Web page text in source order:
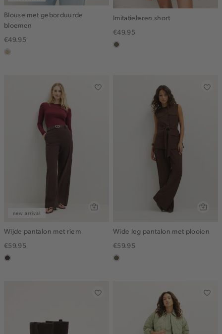
Blouse met geborduurde
bloemen
€49.95
lichtzand
Imitatieleren short
€49.95
middenbruin
new arrival
Wijde pantalon met riem
€59.95
choco
Wide leg pantalon met plooien
€59.95
middenbruin